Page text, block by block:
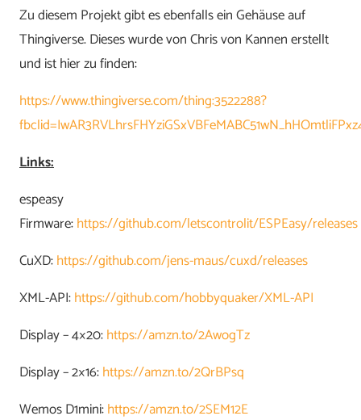
Zu diesem Projekt gibt es ebenfalls ein Gehäuse auf
Thingiverse. Dieses wurde von Chris von Kannen erstellt
und ist hier zu finden:
https://www.thingiverse.com/thing:3522288?
Links:
espeasy
Firmware:https://github.com/letscontrolit/ESPEasy/releases
CuXD:https://github.com/jens-maus/cuxd/releases
XML-API:https://github.com/hobbyquaker/XML-API
Display – 4×20:https://amzn.to/2AwogTz
Display – 2×16:https://amzn.to/2QrBPsq
Wemos D1mini:https://amzn.to/2SEM12E